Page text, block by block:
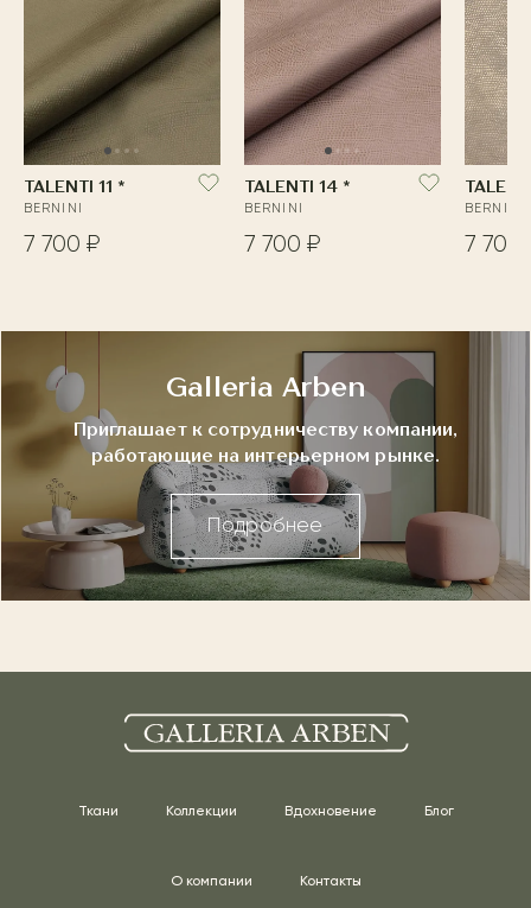
TALENTI 11 *
BERNINI
7 700 ₽
TALENTI 14 *
BERNINI
7 700 ₽
BERNINI
7 700
Galleria Arben
Приглашает к сотрудничеству компании,
работающие на интерьерном рынке.
Подробнее
Ткани Коллекции Вдохновение Блог
О компании Контакты